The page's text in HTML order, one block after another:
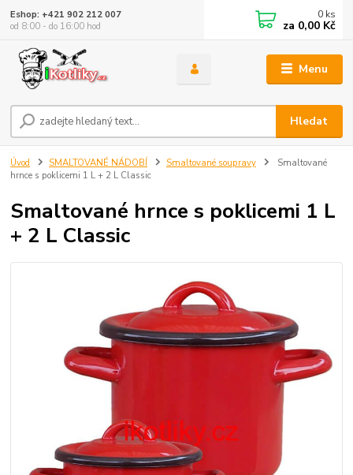
Menu
Hledat
Eshop: +421 902 212 007
od 8:00 - do 16:00 hod
0 ks
za 0,00 Kč
Úvod SMALTOVANÉ NÁDOBÍ Smaltované soupravy
Smaltované
hrnce s poklicemi 1 L + 2 L Classic
Smaltované hrnce s poklicemi 1 L
+ 2 L Classic